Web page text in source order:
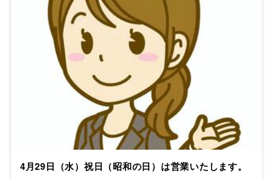
4月29日（水）祝日（昭和の日）は営業いたします。